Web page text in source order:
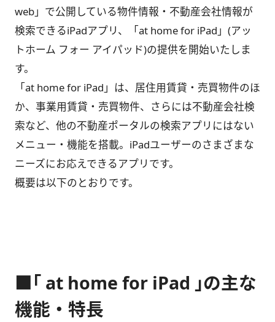
web」で公開している物件情報・不動産会社情報が
検索できるiPadアプリ、「at home for iPad」(アッ
トホーム フォー アイパッド)の提供を開始いたしま
す。
「at home for iPad」は、居住用賃貸・売買物件のほ
か、事業用賃貸・売買物件、さらには不動産会社検
索など、他の不動産ポータルの検索アプリにはない
メニュー・機能を搭載。iPadユーザーのさまざまな
ニーズにお応えできるアプリです。
概要は以下のとおりです。
■｢ at home for iPad ｣の主な
機能・特長